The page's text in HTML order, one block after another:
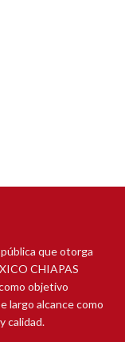
que otorga
CHIAPAS
objetivo
largo alcance como
calidad.